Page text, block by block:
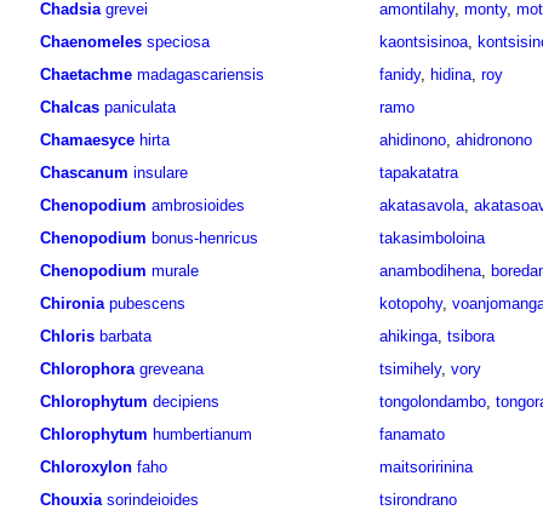
Chadsia grevei amontilahy, monty,
Chaenomeles speciosa kaontsisinoa,
Chaetachme madagascariensis fanidy, hidina, roy
Chalcas paniculata
ramo
Chamaesyce hirta ahidinono, ahidronono
Chascanum insulare
tapakatatra
Chenopodium ambrosioides akatasavola,
Chenopodium bonus-henricus
takasimboloina
Chenopodium murale anambodihena,
Chironia pubescens kotopohy,
Chloris barbata ahikinga, tsibora
Chlorophora greveana tsimihely, vory
Chlorophytum decipiens tongolondambo,
Chlorophytum humbertianum
fanamato
Chloroxylon faho
maitsoririnina
Chouxia sorindeioides
tsirondrano